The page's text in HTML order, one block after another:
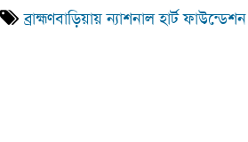
ব্রাহ্মণবাড়িয়ায় ন্যাশনাল হার্ট